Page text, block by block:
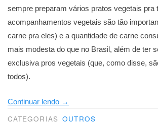
sempre preparam vários pratos vegetais pra
acompanhamentos vegetais são tão
carne pra eles) e a quantidade de carne
mais modesta do que no Brasil, além de ter
exclusiva pros vegetais (que, como disse,
todos).
Continuar lendo “Vegano
no
→
CATEGORIAS OUTROS